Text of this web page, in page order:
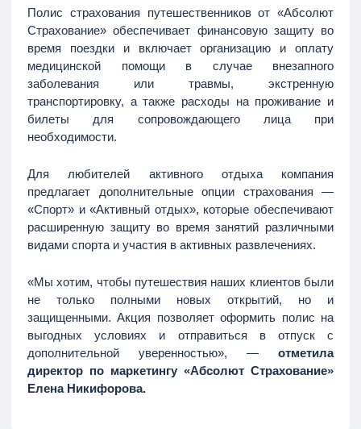
Полис страхования путешественников от «Абсолют
Страхование» обеспечивает финансовую защиту во
время поездки и включает организацию и оплату
медицинской помощи в случае внезапного
заболевания или травмы, экстренную
транспортировку, а также расходы на проживание и
билеты для сопровождающего лица при
необходимости.
Для любителей активного отдыха компания
предлагает дополнительные опции страхования —
«Спорт» и «Активный отдых», которые обеспечивают
расширенную защиту во время занятий различными
видами спорта и участия в активных развлечениях.
«Мы хотим, чтобы путешествия наших клиентов были
не только полными новых открытий, но и
защищенными. Акция позволяет оформить полис на
выгодных условиях и отправиться в отпуск с
дополнительной уверенностью», — отметила
директор по маркетингу «Абсолют Страхование»
Елена Никифорова.